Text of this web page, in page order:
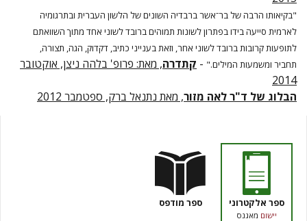
"בקיאותו הרבה של בר־אשר ברבדיה השונים של הלשון העברית ובתרגומיה
לארמית סייעה בידו בפתרון לשונות תמוהים ברובד לשוני אחד מתוך השוואתם
לתופעות קרובות ברובד לשוני אחר, וזאת בענייני כתיב, דקדוק, הגה, תצורה,
תחביר ומשמעות המילים." - קתדרה, מאת: פרופ' בלהה ניצן, אוקטובר
2014
הבלוג של ד"ר לאה מזור, מאת נתנאל ברק, ספטמבר 2012
ספר אלקטרוני
יישום מאגנס
ספר מודפס